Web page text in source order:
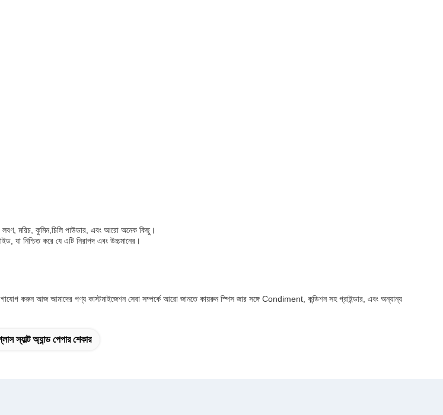
লবণ, মরিচ, কুমিন,চিলি পাউডার, এবং আরো অনেক কিছু।
যা নিশ্চিত করে যে এটি নিরাপদ এবং উচ্চমানের।
করুন আজ আমাদের পণ্য কাস্টমাইজেশন সেবা সম্পর্কে আরো জানতে কায়রুন স্পিস জার সঙ্গে Condiment, কন্ডিশন সহ গ্রাইন্ডার, এবং অন্যান্য
স্যাল্ট অ্যান্ড পেপার শেকার